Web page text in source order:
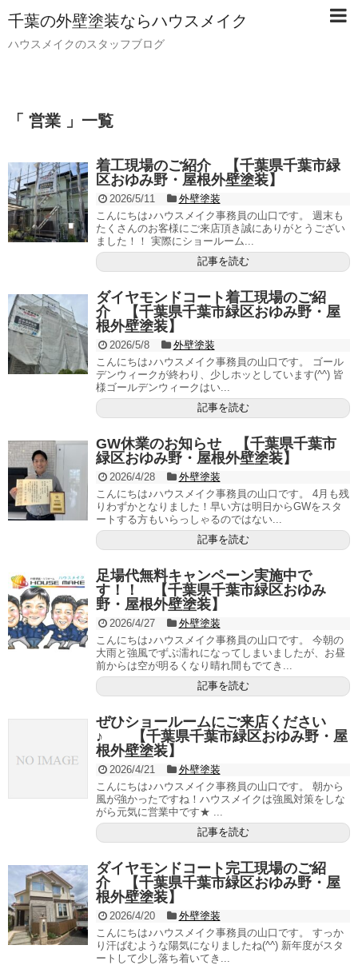
千葉の外壁塗装ならハウスメイク
ハウスメイクのスタッフブログ
「 営業 」一覧
着工現場のご紹介 【千葉県千葉市緑
区おゆみ野・屋根外壁塗装】
2026/5/11
外壁塗装
こんにちは♪ハウスメイク事務員の山口です。 週末も
たくさんのお客様にご来店頂き誠にありがとうござい
ました！！ 実際にショールーム...
記事を読む
ダイヤモンドコート着工現場のご紹
介 【千葉県千葉市緑区おゆみ野・屋
根外壁塗装】
2026/5/8
外壁塗装
こんにちは♪ハウスメイク事務員の山口です。 ゴール
デンウィークが終わり、少しホッとしています(^^) 皆
様ゴールデンウィークはい...
記事を読む
GW休業のお知らせ 【千葉県千葉市
緑区おゆみ野・屋根外壁塗装】
2026/4/28
外壁塗装
こんにちは♪ハウスメイク事務員の山口です。 4月も残
りわずかとなりました！早い方は明日からGWをスタ
ートする方もいらっしゃるのではない...
記事を読む
足場代無料キャンペーン実施中で
す！！ 【千葉県千葉市緑区おゆみ
野・屋根外壁塗装】
2026/4/27
外壁塗装
こんにちは♪ハウスメイク事務員の山口です。 今朝の
大雨と強風でずぶ濡れになってしまいましたが、お昼
前からは空が明るくなり晴れ間もでてき...
記事を読む
ぜひショールームにご来店ください
♪ 【千葉県千葉市緑区おゆみ野・屋
根外壁塗装】
2026/4/21
外壁塗装
こんにちは♪ハウスメイク事務員の山口です。 朝から
風が強かったですね！ハウスメイクは強風対策をしな
がら元気に営業中です★ ...
記事を読む
ダイヤモンドコート完工現場のご紹
介 【千葉県千葉市緑区おゆみ野・屋
根外壁塗装】
2026/4/20
外壁塗装
こんにちは♪ハウスメイク事務員の山口です。 すっか
り汗ばむような陽気になりましたね(^^) 新年度がスタ
ートして少し落ち着いてき...